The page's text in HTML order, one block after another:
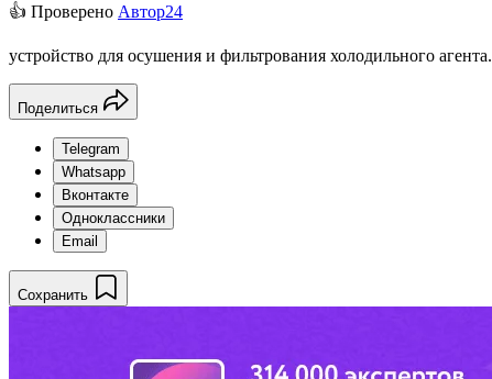
👍 Проверено Автор24
устройство для осушения и фильтрования холодильного агента.
Поделиться
Telegram
Whatsapp
Вконтакте
Одноклассники
Email
Сохранить